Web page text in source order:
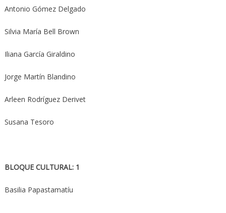
Antonio Gómez Delgado
Silvia María Bell Brown
Iliana García Giraldino
Jorge Martín Blandino
Arleen Rodríguez Derivet
Susana Tesoro
BLOQUE CULTURAL: 1
Basilia Papastamatíu